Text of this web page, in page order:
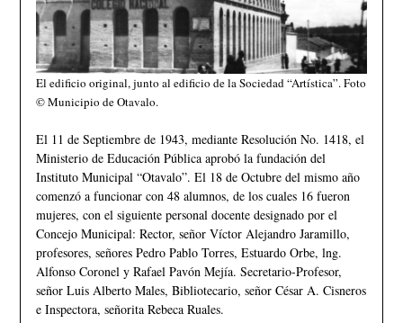
El edificio original, junto al edificio de la Sociedad “Artística”. Foto
© Municipio de Otavalo.
El 11 de Septiembre de 1943, mediante Resolución No. 1418, el
Ministerio de Educación Pública aprobó la fundación del
Instituto Municipal “Otavalo”. El 18 de Octubre del mismo año
comenzó a funcionar con 48 alumnos, de los cuales 16 fueron
mujeres, con el siguiente personal docente designado por el
Concejo Municipal: Rector, señor Víctor Alejandro Jaramillo,
profesores, señores Pedro Pablo Torres, Estuardo Orbe, lng.
Alfonso Coronel y Rafael Pavón Mejía. Secretario-Profesor,
señor Luis Alberto Males, Bibliotecario, señor César A. Cisneros
e Inspectora, señorita Rebeca Ruales.